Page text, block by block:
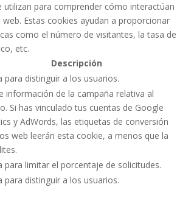
utilizan para comprender cómo interactúan
Estas cookies ayudan a proporcionar
como el número de visitantes, la tasa de
etc.
Descripción
para distinguir a los usuarios.
información de la campaña relativa al
Si has vinculado tus cuentas de Google
y AdWords, las etiquetas de conversión
web leerán esta cookie, a menos que la
para limitar el porcentaje de solicitudes.
para distinguir a los usuarios.